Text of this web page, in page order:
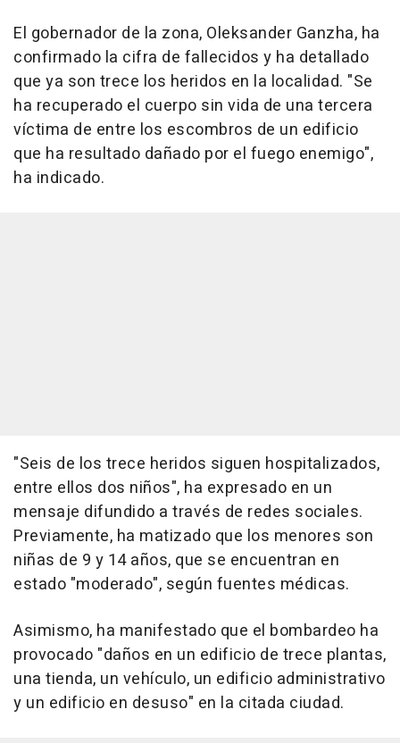
El gobernador de la zona, Oleksander Ganzha, ha
confirmado la cifra de fallecidos y ha detallado
que ya son trece los heridos en la localidad. "Se
ha recuperado el cuerpo sin vida de una tercera
víctima de entre los escombros de un edificio
que ha resultado dañado por el fuego enemigo",
ha indicado.
"Seis de los trece heridos siguen hospitalizados,
entre ellos dos niños", ha expresado en un
mensaje difundido a través de redes sociales.
Previamente, ha matizado que los menores son
niñas de 9 y 14 años, que se encuentran en
estado "moderado", según fuentes médicas.
Asimismo, ha manifestado que el bombardeo ha
provocado "daños en un edificio de trece plantas,
una tienda, un vehículo, un edificio administrativo
y un edificio en desuso" en la citada ciudad.